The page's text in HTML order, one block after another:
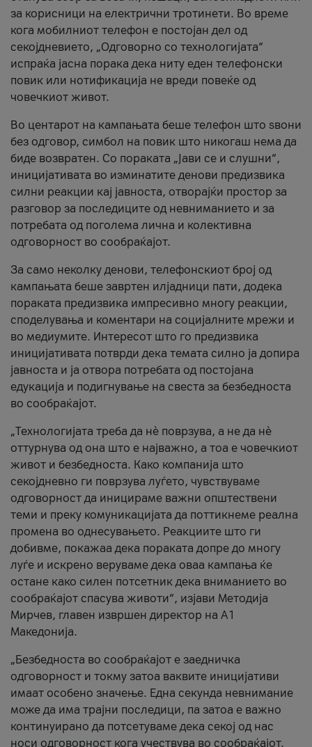
за корисници на електрични тротинети. Во време
кога мобилниот телефон е постојан дел од
секојдневието, „Одговорно со технологијата“
испраќа јасна порака дека ниту еден телефонски
повик или нотификација не вреди повеќе од
човечкиот живот.
Во центарот на кампањата беше телефон што ѕвони
без одговор, симбол на повик што никогаш нема да
биде возвратен. Со пораката „Јави се и слушни“,
иницијативата во изминатите денови предизвика
силни реакции кај јавноста, отворајќи простор за
разговор за последиците од невниманието и за
потребата од поголема лична и колективна
одговорност во сообраќајот.
За само неколку денови, телефонскиот број од
кампањата беше завртен илјадници пати, додека
пораката предизвика импресивно многу реакции,
споделувања и коментари на социјалните мрежи и
во медиумите. Интересот што го предизвика
иницијативата потврди дека темата силно ја допира
јавноста и ја отвора потребата од постојана
едукација и подигнување на свеста за безбедноста
во сообраќајот.
„Технологијата треба да нè поврзува, а не да нè
оттурнува од она што е најважно, а тоа е човечкиот
живот и безбедноста. Како компанија што
секојдневно ги поврзува луѓето, чувствуваме
одговорност да иницираме важни општествени
теми и преку комуникацијата да поттикнеме реална
промена во однесувањето. Реакциите што ги
добивме, покажаа дека пораката допре до многу
луѓе и искрено веруваме дека оваа кампања ќе
остане како силен потсетник дека вниманието во
сообраќајот спасува животи“, изјави Методија
Мирчев, главен извршен директор на А1
Македонија.
„Безбедноста во сообраќајот е заедничка
одговорност и токму затоа ваквите иницијативи
имаат особено значење. Една секунда невнимание
може да има трајни последици, па затоа е важно
континуирано да потсетуваме дека секој од нас
носи одговорност кога учествува во сообраќајот.